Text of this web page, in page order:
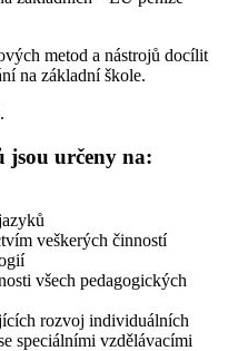
metod a nástrojů docílit
na základní škole.
jsou určeny na:
veškerých činností
všech pedagogických
rozvoj individuálních
speciálními vzdělávacími